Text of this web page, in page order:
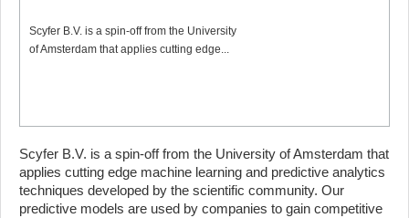
Scyfer B.V. is a spin-off from the University
of Amsterdam that applies cutting edge...
Scyfer B.V. is a spin-off from the University of Amsterdam that
applies cutting edge machine learning and predictive analytics
techniques developed by the scientific community. Our
predictive models are used by companies to gain competitive